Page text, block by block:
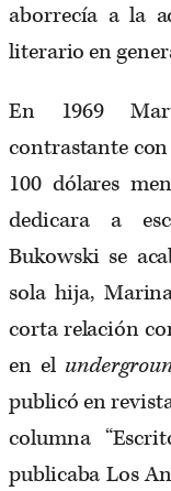
aborrecía a la
literario en
En 1969
contrastante
100 dólares
dedicara a
Bukowski se
sola hija,
corta relación
en el
publicó en
columna
publicaba Los